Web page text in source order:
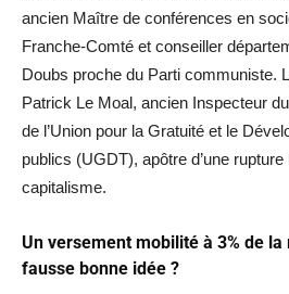
ancien Maître de conférences en
Franche-Comté et conseiller
Doubs proche du Parti communiste.
Patrick Le Moal, ancien Inspecteur
de l’Union pour la Gratuité et le
publics (UGDT), apôtre d’une
capitalisme.
Un versement mobilité à 3% de
fausse bonne idée ?